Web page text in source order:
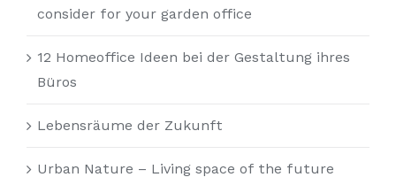
consider for your garden office
12 Homeoffice Ideen bei der Gestaltung ihres
Büros
Lebensräume der Zukunft
Urban Nature – Living space of the future